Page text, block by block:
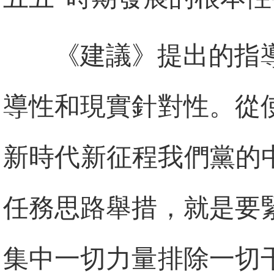
《建議》提出的
導性和現實針對性。從
新時代新征程我們黨的
任務思路舉措，就是要
集中一切力量排除一切